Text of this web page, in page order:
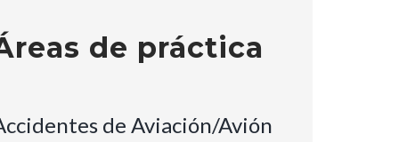
de práctica
de Aviación/Avión